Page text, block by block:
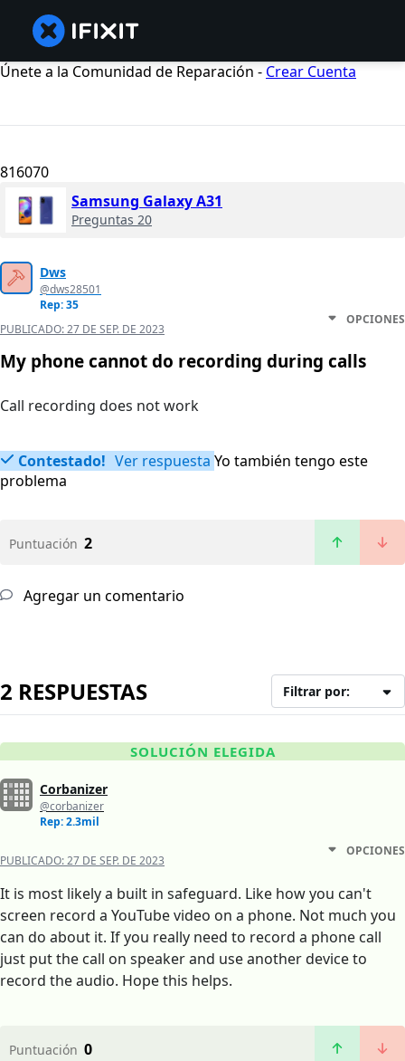
Únete a la Comunidad de Reparación - Crear Cuenta
816070
Samsung Galaxy A31
Preguntas 20
Dws
@dws28501
Rep: 35
PUBLICADO:27 DE SEP. DE 2023
OPCIONES
My phone cannot do recording during calls
Call recording does not work
Contestado! Ver respuesta Yo también tengo este
problema
Puntuación 2
Agregar un comentario
2 RESPUESTAS Filtrar por:
SOLUCIÓN ELEGIDA
Corbanizer
@corbanizer
Rep: 2.3mil
PUBLICADO:27 DE SEP. DE 2023
OPCIONES
It is most likely a built in safeguard. Like how you can't
screen record a YouTube video on a phone. Not much you
can do about it. If you really need to record a phone call
just put the call on speaker and use another device to
record the audio. Hope this helps.
Puntuación 0